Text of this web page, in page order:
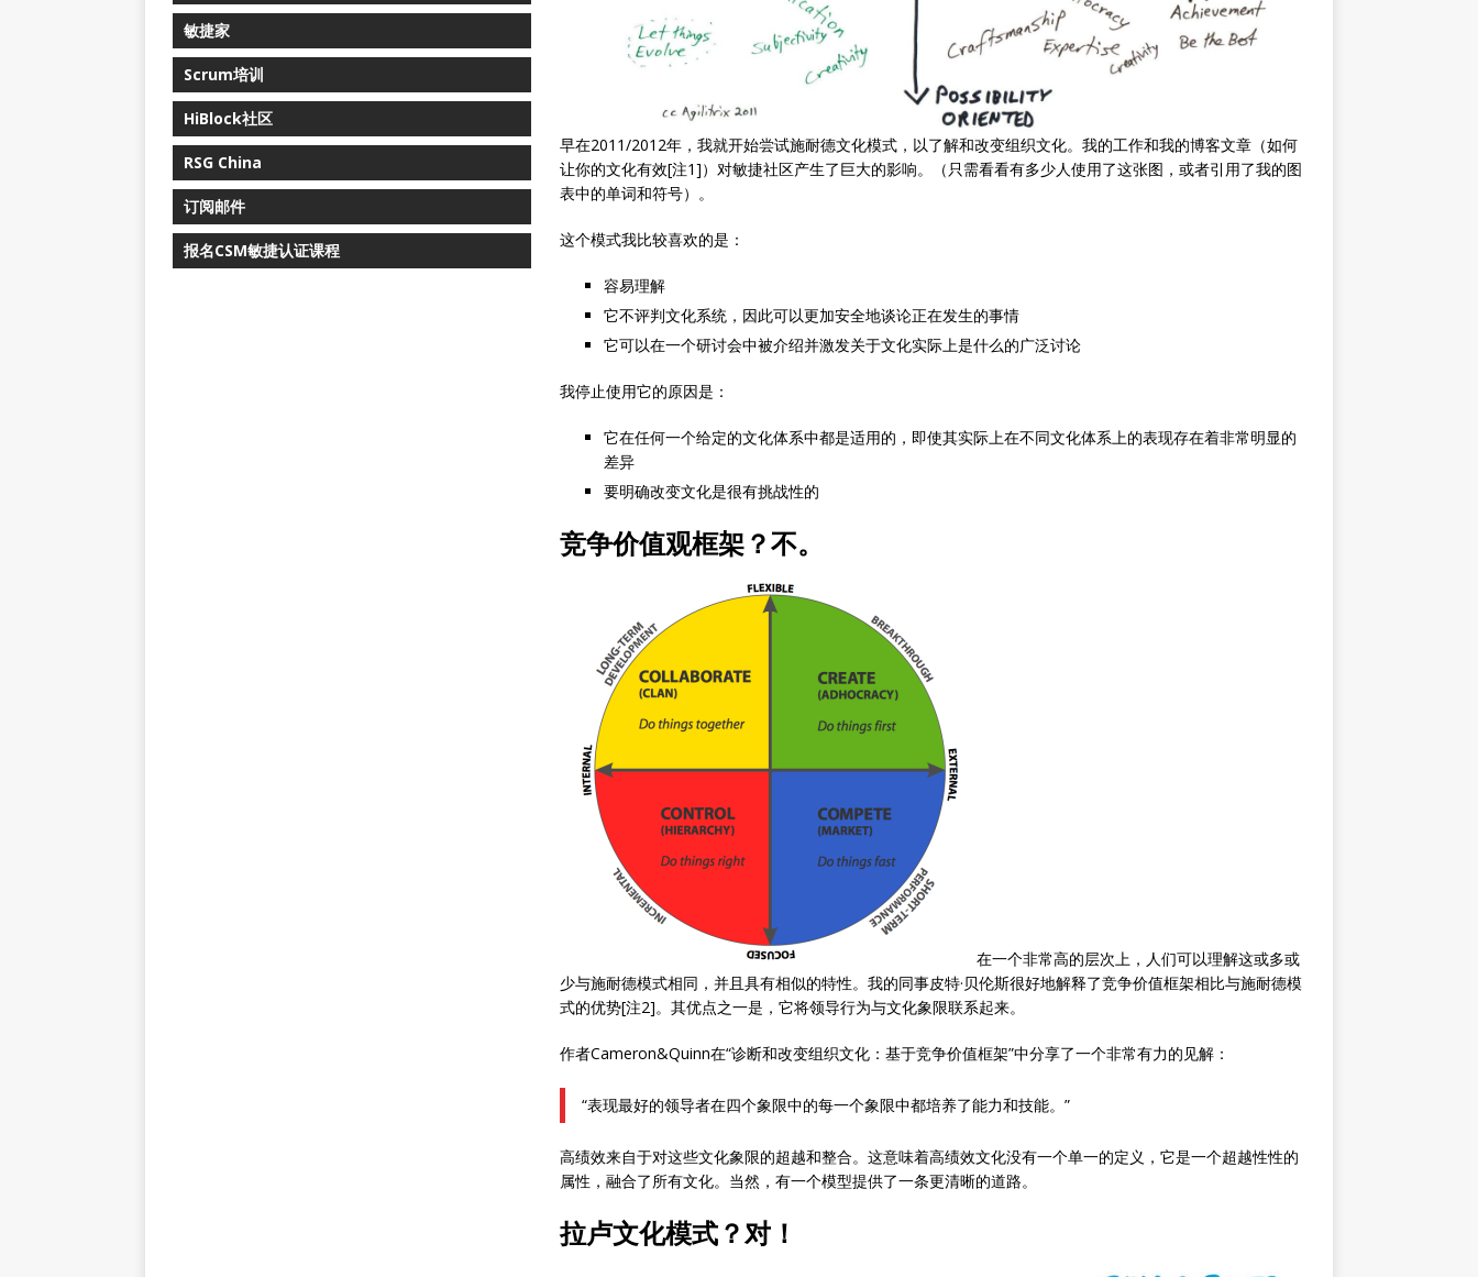
早在2011/2012年，我就开始尝试施耐德文化模式，以了解和改变组织文化。我的工作和我的博客文章（如何
让你的文化有效[注1]）对敏捷社区产生了巨大的影响。（只需看看有多少人使用了这张图，或者引用了我的图
表中的单词和符号）。
这个模式我比较喜欢的是：
容易理解
它不评判文化系统，因此可以更加安全地谈论正在发生的事情
它可以在一个研讨会中被介绍并激发关于文化实际上是什么的广泛讨论
我停止使用它的原因是：
它在任何一个给定的文化体系中都是适用的，即使其实际上在不同文化体系上的表现存在着非常明显的
差异
要明确改变文化是很有挑战性的
竞争价值观框架？不。
在一个非常高的层次上，人们可以理解这或多或
少与施耐德模式相同，并且具有相似的特性。我的同事皮特·贝伦斯很好地解释了竞争价值框架相比与施耐德模
式的优势[注2]。其优点之一是，它将领导行为与文化象限联系起来。
作者Cameron&Quinn在“诊断和改变组织文化：基于竞争价值框架”中分享了一个非常有力的见解：
“表现最好的领导者在四个象限中的每一个象限中都培养了能力和技能。”
高绩效来自于对这些文化象限的超越和整合。这意味着高绩效文化没有一个单一的定义，它是一个超越性性的
属性，融合了所有文化。当然，有一个模型提供了一条更清晰的道路。
拉卢文化模式？对！
敏捷家
Scrum培训
HiBlock社区
RSG China
订阅邮件
报名CSM敏捷认证课程